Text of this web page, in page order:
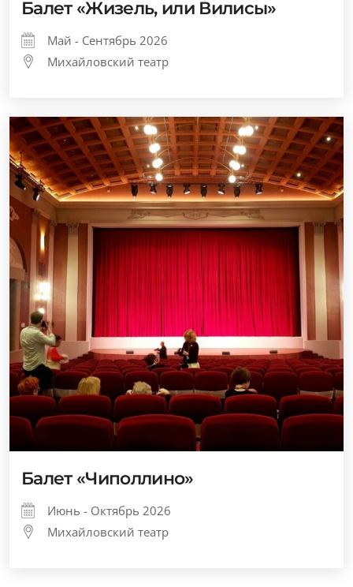
Балет «Жизель, или Вилисы»
Май - Сентябрь 2026
Михайловский театр
Балет «Чиполлино»
Июнь - Октябрь 2026
Михайловский театр